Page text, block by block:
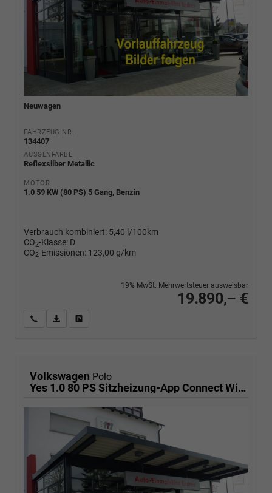
Neuwagen
FAHRZEUG-NR.
134407
AUSSENFARBE
Reflexsilber Metallic
MOTOR
1.0 59 KW (80 PS) 5 Gang, Benzin
Verbrauch kombiniert: 5,40 l/100km
CO2-Klasse: D
CO2-Emissionen: 123,00 g/km
19.890,– €
19% MwSt. Mehrwertsteuer ausweisbar
Wir rufen Sie anPDF-Fahrzeugexposé drucken
Volkswagen Polo
Yes 1.0 80 PS Sitzheizung-App Connect Wireless-Einparkhilfe-Klima-Sofort